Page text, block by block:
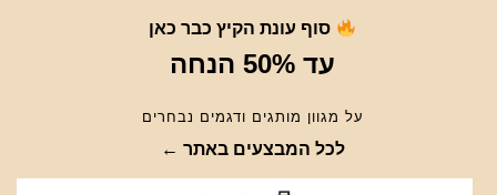
סוף עונת הקיץ כבר כאן
עד 50% הנחה
על מגוון מותגים ודגמים נבחרים
לכל המבצעים באתר ←